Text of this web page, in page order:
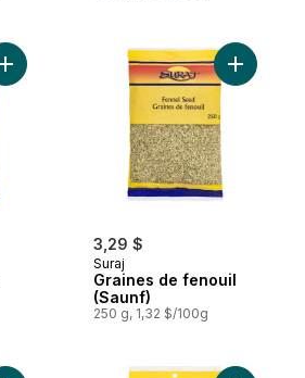
Ajouter Graines de cumin (Jeera) au
3,29 $
Suraj
Graines de fenouil
(Saunf)
250 g, 1,32 $/100g
Ajouter